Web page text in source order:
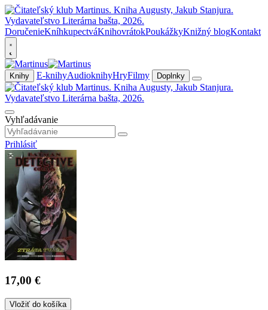
DoručenieKníhkupectváKnihovrátokPoukážkyKnižný blogKontakt
Knihy E-knihyAudioknihyHryFilmy Doplnky
Vyhľadávanie
Prihlásiť
17,00 €
Vložiť do košíka